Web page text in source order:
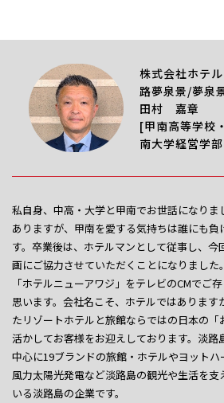
株式会社ホテ
路夢泉景/夢泉
田村 嘉章
[甲南高等学校
南大学経営学
私自身、中高・大学と甲南でお世話になり
ありますが、甲南を愛する気持ちは誰にも負
す。卒業後は、ホテルマンとして従事し、
画にご協力させていただくことになりました。
「ホテルニューアワジ」をテレビのCMでご
思います。会社名こそ、ホテルではあります
たリゾートホテルと旅館ならではの日本の「
活かしてお客様をお迎えしております。淡路
中心に19ブランドの旅館・ホテルやヨットハ
風力太陽光発電など淡路島の観光や生活を支
いる淡路島の企業です。